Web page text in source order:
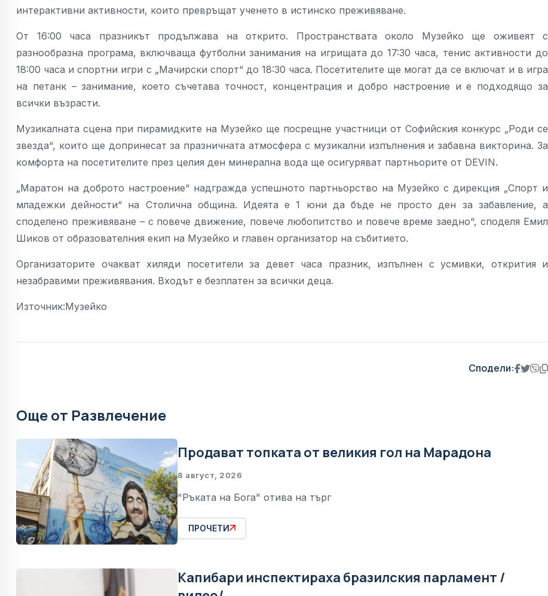
интерактивни активности, които превръщат ученето в истинско преживяване.
От 16:00 часа празникът продължава на открито. Пространствата около Музейко ще оживеят с
разнообразна програма, включваща футболни занимания на игрищата до 17:30 часа, тенис активности до
18:00 часа и спортни игри с „Мачирски спорт“ до 18:30 часа. Посетителите ще могат да се включат и в игра
на петанк – занимание, което съчетава точност, концентрация и добро настроение и е подходящо за
всички възрасти.
Музикалната сцена при пирамидките на Музейко ще посрещне участници от Софийския конкурс „Роди се
звезда“, които ще допринесат за празничната атмосфера с музикални изпълнения и забавна викторина. За
комфорта на посетителите през целия ден минерална вода ще осигуряват партньорите от DEVIN.
„Маратон на доброто настроение“ надгражда успешното партньорство на Музейко с дирекция „Спорт и
младежки дейности“ на Столична община. Идеята е 1 юни да бъде не просто ден за забавление, а
споделено преживяване – с повече движение, повече любопитство и повече време заедно“, споделя Емил
Шиков от образователния екип на Музейко и главен организатор на събитието.
Организаторите очакват хиляди посетители за девет часа празник, изпълнен с усмивки, открития и
незабравими преживявания. Входът е безплатен за всички деца.
Източник:Музейко
Сподели:
Още от Развлечение
Продават топката от великия гол на Марадона
8 август, 2026
"Ръката на Бога" отива на търг
ПРОЧЕТИ
Капибари инспектираха бразилския парламент /